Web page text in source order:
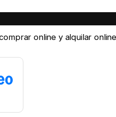
online y alquilar